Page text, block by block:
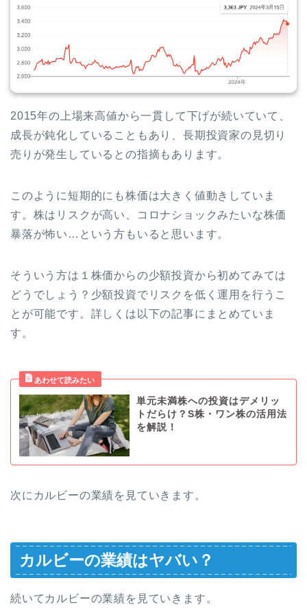
2015年の上場来高値から一貫して下げが続いていて、
成長が鈍化していることもあり、長期投資家の見切り
売りが発生しているとの指摘もあります。
このように短期的にも株価は大きく値動きしていま
す。株はリスクが高い、コロナショックみたいな株価
暴落が怖い…という方もいると思います。
そういう方は１株価からの少額投資から初めてみては
どうでしょう？少額投資でリスクを低く運用を行うこ
とが可能です。詳しくは以下の記事にまとめていま
す。
単元未満株への投資はデメリッ
トだらけ？S株・ワン株の活用法
を解説！
次にカルビーの業績を見ていきます。
カルビーの業績はヤバい？
続いてカルビーの業績を見ていきます。